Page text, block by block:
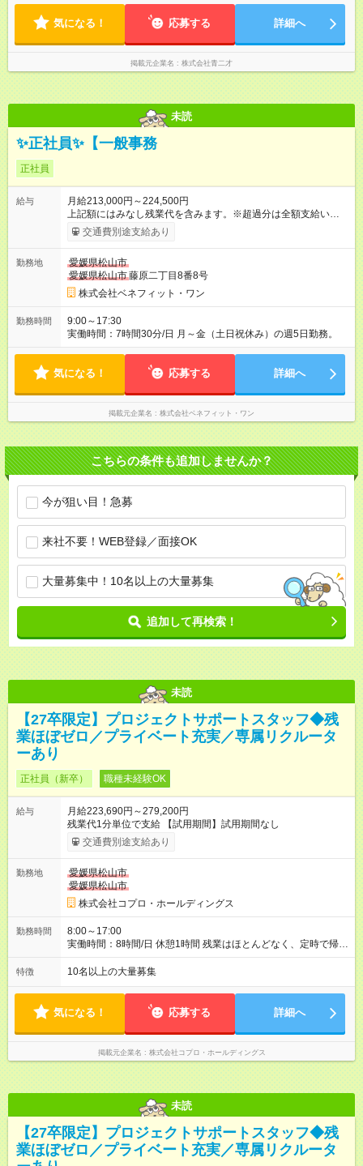
気になる！ 応募する 詳細へ
掲載元企業名 株式会社青二才
未読
✨正社員✨【一般事務
正社員
給与
月給213,000円～224,500円
上記額にはみなし残業代を含みます。※超過分は全額支給いたし
ます。 みなし残業代 10,000円／月 みなし残業時間 7時間／月 ※
試用期間3ヶ月間（その他の条件に変更はありません） ※【賞
10万円相当分付与 （※試用期間3ヶ月経過後に付与） 【試用期
間】試用期間あり 試用期間の長さ：3ヶ月 雇用形態、給与は本
採用時と同じです。
交通費別途支給あり
勤務地
愛媛県松山市
愛媛県松山市藤原二丁目8番8号
株式会社ベネフィット・ワン
勤務時間
9:00～17:30
実働時間：7時間30分/日 月～金（土日祝休み）の週5日勤務。
気になる！ 応募する 詳細へ
掲載元企業名 株式会社ベネフィット・ワン
こちらの条件も追加しませんか？
今が狙い目！急募
来社不要！WEB登録／面接OK
大量募集中！10名以上の大量募集
追加して再検索！
未読
【27卒限定】プロジェクトサポートスタッフ◆残
業ほぼゼロ／プライベート充実／専属リクルータ
ーあり
正社員（新卒） 職種未経験OK
給与
月給223,690円～279,200円
残業代1分単位で支給 【試用期間】試用期間なし
交通費別途支給あり
勤務地
愛媛県松山市
愛媛県松山市
株式会社コプロ・ホールディングス
勤務時間
8:00～17:00
実働時間：8時間/日 休憩1時間 残業はほとんどなく、定時で帰れ
る日が多い働き方です。 毎日の業務は進捗管理や事務が中心な
ので、 「今日やるべき仕事」が終われば、自然と区切りをつけ
方を大切にしています。
特徴 10名以上の大量募集
気になる！ 応募する 詳細へ
掲載元企業名 株式会社コプロ・ホールディングス
未読
【27卒限定】プロジェクトサポートスタッフ◆残
業ほぼゼロ／プライベート充実／専属リクルータ